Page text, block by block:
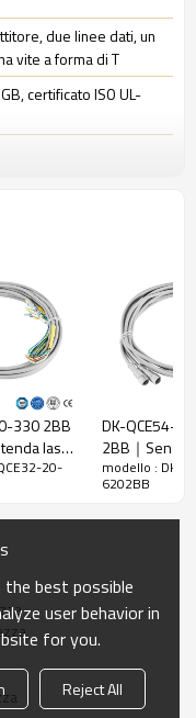
due linee dati, un
vite a forma di T
certificato ISO UL-
dell'emettitore e
330 2BB
laser
20-
DK-QCE54-
2BB｜
fotoelettrica｜
modello : DK-
6202BB
best possible
user behavior in
for you.
Reject All